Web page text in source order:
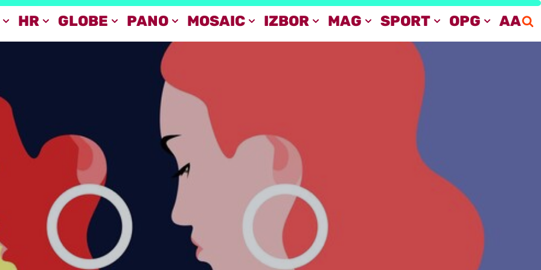
HR GLOBE PANO MOSAIC IZBOR MAG SPORT OPG AA